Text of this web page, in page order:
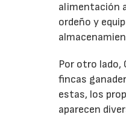
alimentación
ordeño y
Por otro lado,
fincas
estas, los
aparecen